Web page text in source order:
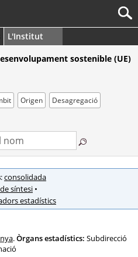
L'Institut
sostenible (UE)
Origen
Desagregació
:consolidada
síntesi •
estadístics
.Òrgans estadístics: Subdirecció